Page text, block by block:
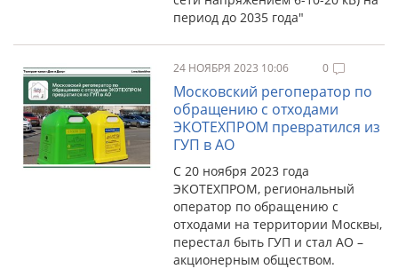
период до 2035 года"
24 НОЯБРЯ 2023 10:06 0
Московский регоператор по
обращению с отходами
ЭКОТЕХПРОМ превратился из
ГУП в АО
С 20 ноября 2023 года
ЭКОТЕХПРОМ, региональный
оператор по обращению с
отходами на территории Москвы,
перестал быть ГУП и стал АО –
акционерным обществом.